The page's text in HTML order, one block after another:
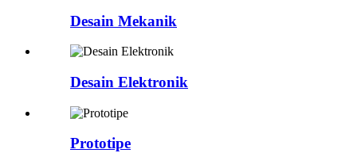
Desain Mekanik
Desain Elektronik
Prototipe